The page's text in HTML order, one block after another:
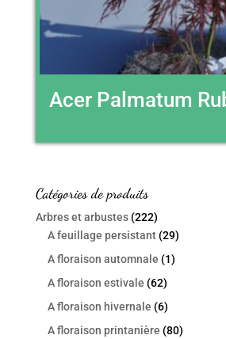
Acer Palmatum
Catégories de produits
Arbres et arbustes (222)
A feuillage persistant (29)
A floraison automnale (1)
A floraison estivale (62)
A floraison hivernale (6)
A floraison printanière (80)